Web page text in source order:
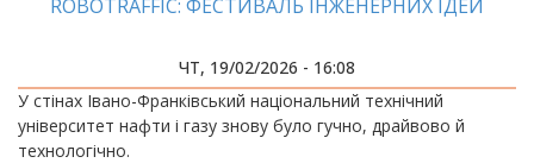
ROBOTRAFFIC: ФЕСТИВАЛЬ ІНЖЕНЕРНИХ ІДЕЙ
ЧТ, 19/02/2026 - 16:08
У стінах Івано-Франківський національний технічний
університет нафти і газу знову було гучно, драйвово й
технологічно.